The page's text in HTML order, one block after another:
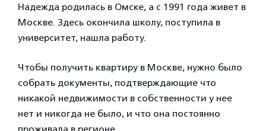
Надежда родилась в Омске, а с 1991 года живет в
Москве. Здесь окончила школу, поступила в
университет, нашла работу.
Чтобы получить квартиру в Москве, нужно было
собрать документы, подтверждающие что
никакой недвижимости в собственности у нее
нет и никогда не было, и что она постоянно